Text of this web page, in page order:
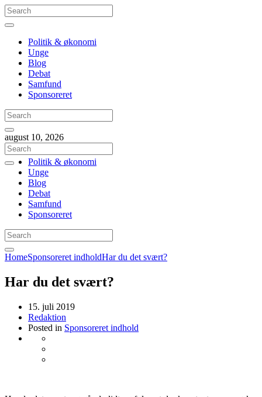
Politik & økonomi
Unge
Blog
Debat
Samfund
Sponsoreret
august 10, 2026
Politik & økonomi
Unge
Blog
Debat
Samfund
Sponsoreret
HomeSponsoreret indholdHar du det svært?
Har du det svært?
15. juli 2019
Redaktion
Posted in Sponsoreret indhold